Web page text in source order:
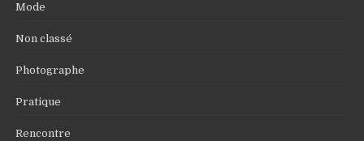
Mode
Non classé
Photographe
Pratique
Rencontre